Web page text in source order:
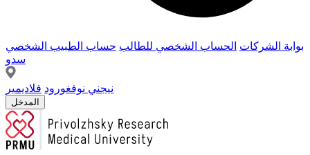
بوابة الشركات الحساب الشخصي للطالب حساب الطبيب الشخصي
سدو
نيجني نوفغورود فلاديمير
المدخل